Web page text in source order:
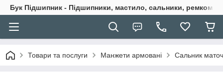
Бук Підшипник - Підшипники, мастило, сальники,
Товари та послуги Манжети армовані Сальник